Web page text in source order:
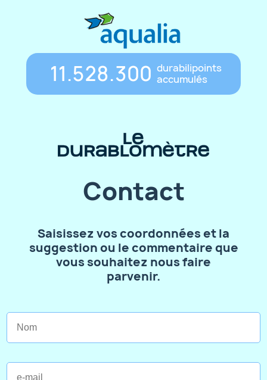
11.528.300 durabilipoints
accumulés
Contact
Saisissez vos coordonnées et la
suggestion ou le commentaire que
vous souhaitez nous faire
parvenir.